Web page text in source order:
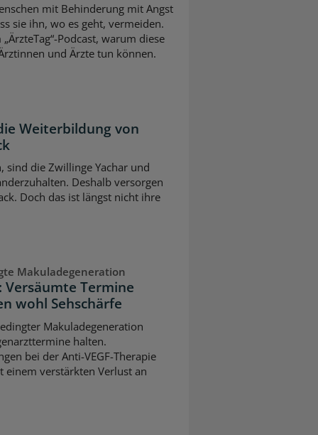
mit Behinderung mit Angst
sie ihn, wo es geht, vermeiden.
Podcast, warum diese
und Ärzte tun können.
Weiterbildung von
sind die Zwillinge Yachar und
Deshalb versorgen
Doch das ist längst nicht ihre
Makuladegeneration
Versäumte Termine
wohl Sehschärfe
Makuladegeneration
halten.
bei der Anti-VEGF-Therapie
einem verstärkten Verlust an